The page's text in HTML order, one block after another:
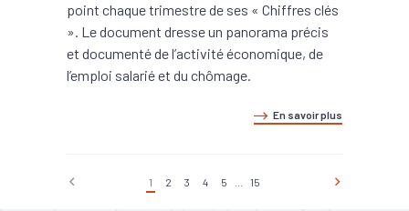
point chaque trimestre de ses « Chiffres clés
». Le document dresse un panorama précis
et documenté de l’activité économique, de
l’emploi salarié et du chômage.
En savoir plus
1 2 3 4 5 15